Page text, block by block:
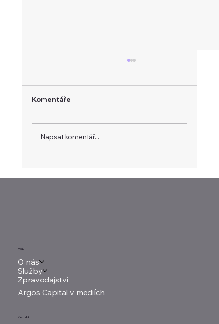
Menu
O nás
Služby
Zpravodajství
Argos Capital v mediích
Kontakt
Trh s platinou by měl zůstat deficitní i v roce
oproti minulému roku sníží, základní odhady
počítají s deficitem přibližně 300 až 400 tisíc
Komentáře
Napsat komentář...